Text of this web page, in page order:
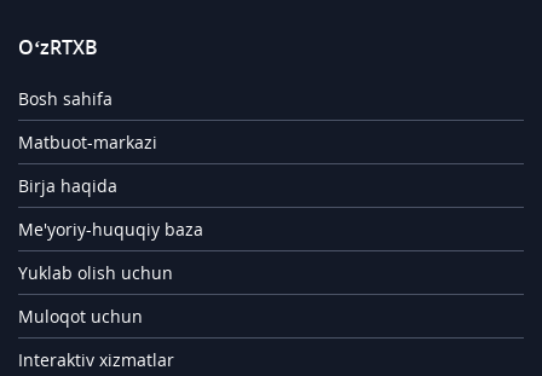
O‘zRTXB
Bosh sahifa
Matbuot-markazi
Birja haqida
Me'yoriy-huquqiy baza
Yuklab olish uchun
Muloqot uchun
Interaktiv xizmatlar